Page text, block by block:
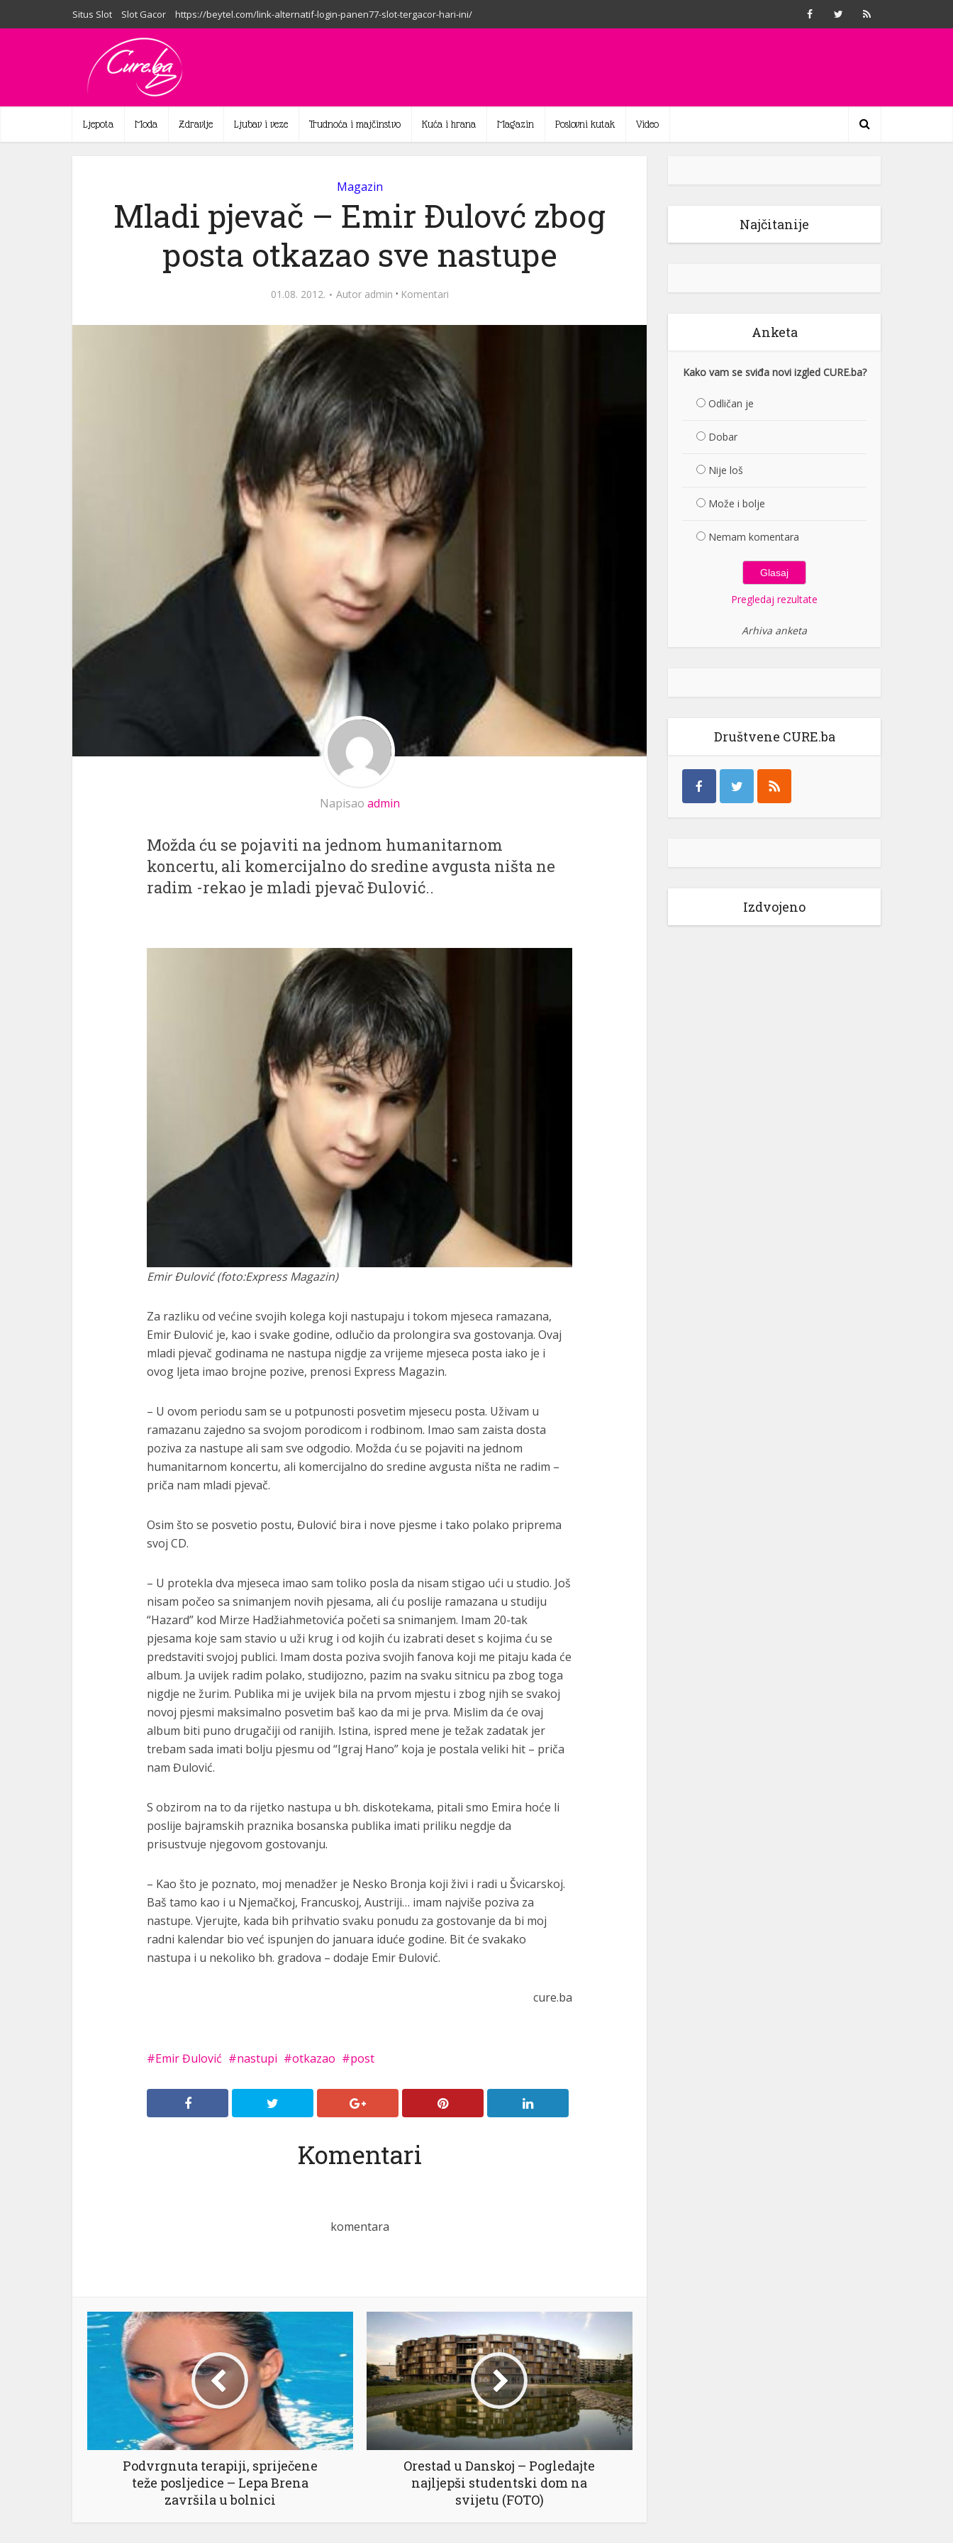
Situs Slot Slot Gacor https://beytel.com/link-alternatif-login-panen77-slot-tergacor-hari-ini/
Ljepota Moda Zdravlje Ljubav i veze Trudnoća i majčinstvo Kuća i hrana Magazin Poslovni kutak Video
Magazin
Mladi pjevač – Emir Đulovć zbog
posta otkazao sve nastupe
01.08. 2012. Autor admin · Komentari
Napisao admin
Možda ću se pojaviti na jednom humanitarnom
koncertu, ali komercijalno do sredine avgusta ništa ne
radim -rekao je mladi pjevač Đulović..
Emir Đulović (foto:Express Magazin)
Za razliku od većine svojih kolega koji nastupaju i tokom mjeseca ramazana,
Emir Đulović je, kao i svake godine, odlučio da prolongira sva gostovanja. Ovaj
mladi pjevač godinama ne nastupa nigdje za vrijeme mjeseca posta iako je i
ovog ljeta imao brojne pozive, prenosi Express Magazin.
– U ovom periodu sam se u potpunosti posvetim mjesecu posta. Uživam u
ramazanu zajedno sa svojom porodicom i rodbinom. Imao sam zaista dosta
poziva za nastupe ali sam sve odgodio. Možda ću se pojaviti na jednom
humanitarnom koncertu, ali komercijalno do sredine avgusta ništa ne radim –
priča nam mladi pjevač.
Osim što se posvetio postu, Đulović bira i nove pjesme i tako polako priprema
svoj CD.
– U protekla dva mjeseca imao sam toliko posla da nisam stigao ući u studio. Još
nisam počeo sa snimanjem novih pjesama, ali ću poslije ramazana u studiju
“Hazard” kod Mirze Hadžiahmetovića početi sa snimanjem. Imam 20-tak
pjesama koje sam stavio u uži krug i od kojih ću izabrati deset s kojima ću se
predstaviti svojoj publici. Imam dosta poziva svojih fanova koji me pitaju kada će
album. Ja uvijek radim polako, studijozno, pazim na svaku sitnicu pa zbog toga
nigdje ne žurim. Publika mi je uvijek bila na prvom mjestu i zbog njih se svakoj
novoj pjesmi maksimalno posvetim baš kao da mi je prva. Mislim da će ovaj
album biti puno drugačiji od ranijih. Istina, ispred mene je težak zadatak jer
trebam sada imati bolju pjesmu od “Igraj Hano” koja je postala veliki hit – priča
nam Đulović.
S obzirom na to da rijetko nastupa u bh. diskotekama, pitali smo Emira hoće li
poslije bajramskih praznika bosanska publika imati priliku negdje da
prisustvuje njegovom gostovanju.
– Kao što je poznato, moj menadžer je Nesko Bronja koji živi i radi u Švicarskoj.
Baš tamo kao i u Njemačkoj, Francuskoj, Austriji… imam najviše poziva za
nastupe. Vjerujte, kada bih prihvatio svaku ponudu za gostovanje da bi moj
radni kalendar bio već ispunjen do januara iduće godine. Bit će svakako
nastupa i u nekoliko bh. gradova – dodaje Emir Đulović.
cure.ba
Emir Đulović nastupi otkazao post
Komentari
komentara
Podvrgnuta terapiji, spriječene
teže posljedice – Lepa Brena
završila u bolnici
Orestad u Danskoj – Pogledajte
najljepši studentski dom na
svijetu (FOTO)
Najčitanije
Anketa
Kako vam se sviđa novi izgled CURE.ba?
Odličan je
Dobar
Nije loš
Može i bolje
Nemam komentara
Pregledaj rezultate
Arhiva anketa
Društvene CURE.ba
Izdvojeno